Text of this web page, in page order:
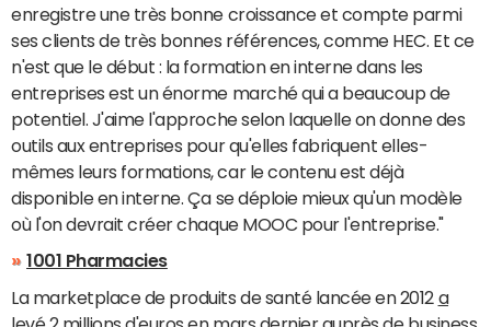
enregistre une très bonne croissance et compte parmi
ses clients de très bonnes références, comme HEC. Et ce
n'est que le début : la formation en interne dans les
entreprises est un énorme marché qui a beaucoup de
potentiel. J'aime l'approche selon laquelle on donne des
outils aux entreprises pour qu'elles fabriquent elles-
mêmes leurs formations, car le contenu est déjà
disponible en interne. Ça se déploie mieux qu'un modèle
où l'on devrait créer chaque MOOC pour l'entreprise."
1001 Pharmacies
La marketplace de produits de santé lancée en 2012 a